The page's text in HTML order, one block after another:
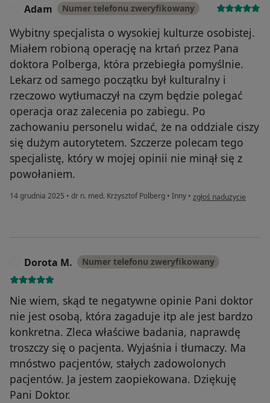
Adam Numer telefonu zweryfikowany
Wybitny specjalista o wysokiej kulturze osobistej.
Miałem robioną operację na krtań przez Pana
doktora Polberga, która przebiegła pomyślnie.
Lekarz od samego początku był kulturalny i
rzeczowo wytłumaczył na czym będzie polegać
operacja oraz zalecenia po zabiegu. Po
zachowaniu personelu widać, że na oddziale ciszy
się dużym autorytetem. Szczerze polecam tego
specjalistę, który w mojej opinii nie minął się z
powołaniem.
14 grudnia 2025 • dr n. med. Krzysztof Polberg • Inny • w opinii użytkownika
zgłoś nadużycie
Dorota M. Numer telefonu zweryfikowany
Nie wiem, skąd te negatywne opinie Pani doktor
nie jest osobą, która zagaduje itp ale jest bardzo
konkretna. Zleca właściwe badania, naprawdę
troszczy się o pacjenta. Wyjaśnia i tłumaczy. Ma
mnóstwo pacjentów, stałych zadowolonych
pacjentów. Ja jestem zaopiekowana. Dziękuję
Pani Doktor.